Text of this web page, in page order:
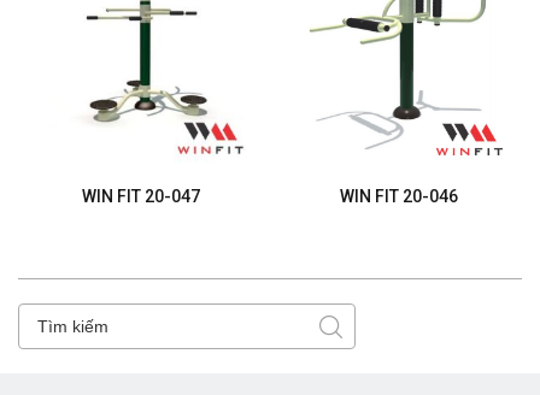
WIN FIT 20-047 WIN FIT 20-046